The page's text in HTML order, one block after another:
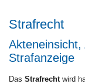
Strafrecht
Akteneinsicht,
Strafanzeige
Das Strafrecht wird